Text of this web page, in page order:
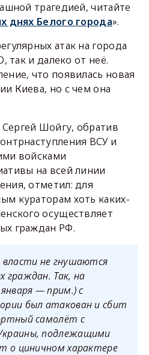
трагедией, читайте
днях Белого города».
атак на города
так и далеко от неё.
что появилась новая
Киева, но с чем она
Шойгу, обратив
ВСУ и
войсками
на всей линии
отметил: для
кураторам хоть каких-
осуществляет
граждан РФ.
власти не гнушаются
граждан. Так, на
— прим.) с
был атакован и сбит
самолёт с
подлежащими
о циничном характере